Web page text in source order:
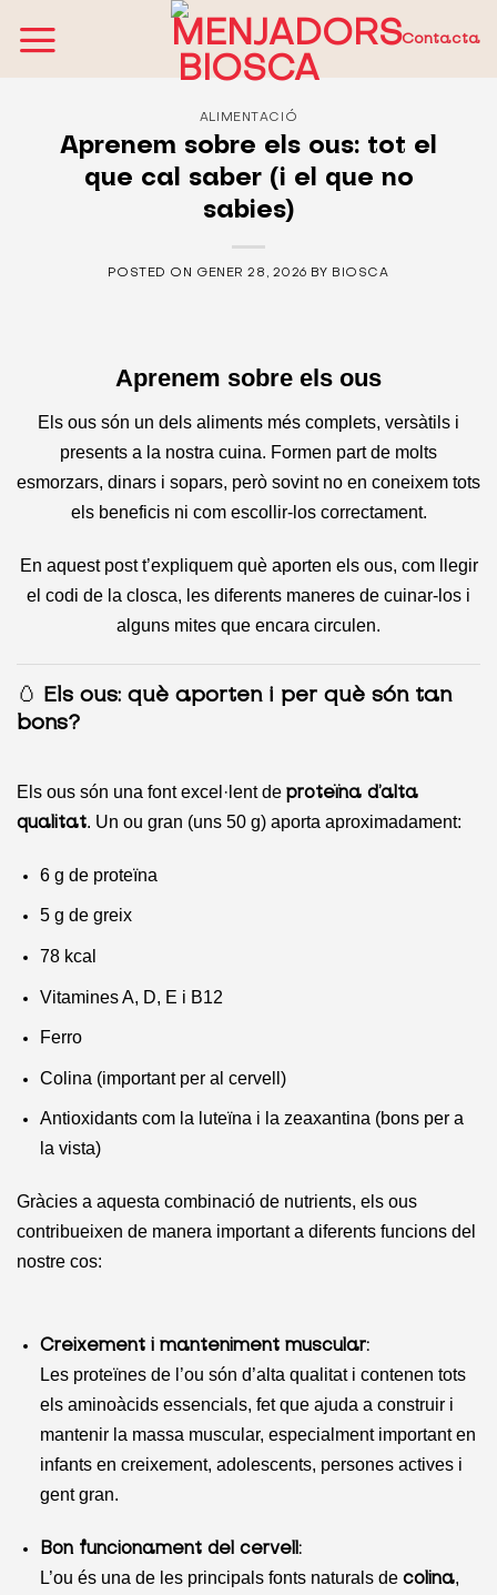
Contacta
ALIMENTACIÓ
Aprenem sobre els ous: tot el
que cal saber (i el que no
sabies)
POSTED ON GENER 28, 2026 BY BIOSCA
Aprenem sobre els ous
Els ous són un dels aliments més complets, versàtils i
presents a la nostra cuina. Formen part de molts
esmorzars, dinars i sopars, però sovint no en coneixem tots
els beneficis ni com escollir-los correctament.
En aquest post t’expliquem què aporten els ous, com llegir
el codi de la closca, les diferents maneres de cuinar-los i
alguns mites que encara circulen.
🥚
Els ous: què aporten i per què són tan
bons?
Els ous són una font excel·lent de proteïna d’alta
qualitat. Un ou gran (uns 50 g) aporta aproximadament:
6 g de proteïna
5 g de greix
78 kcal
Vitamines A, D, E i B12
Ferro
Colina (important per al cervell)
Antioxidants com la luteïna i la zeaxantina (bons per a
la vista)
Gràcies a aquesta combinació de nutrients, els ous
contribueixen de manera important a diferents funcions del
nostre cos:
Creixement i manteniment muscular:
Les proteïnes de l’ou són d’alta qualitat i contenen tots
els aminoàcids essencials, fet que ajuda a construir i
mantenir la massa muscular, especialment important en
infants en creixement, adolescents, persones actives i
gent gran.
Bon funcionament del cervell:
L’ou és una de les principals fonts naturals de colina,